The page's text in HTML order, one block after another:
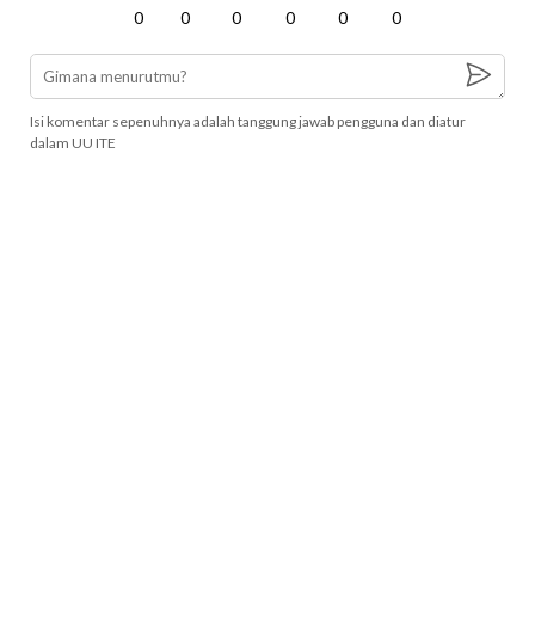
0 0 0 0 0 0
Isi komentar sepenuhnya adalah tanggung jawab pengguna dan diatur
dalam UU ITE